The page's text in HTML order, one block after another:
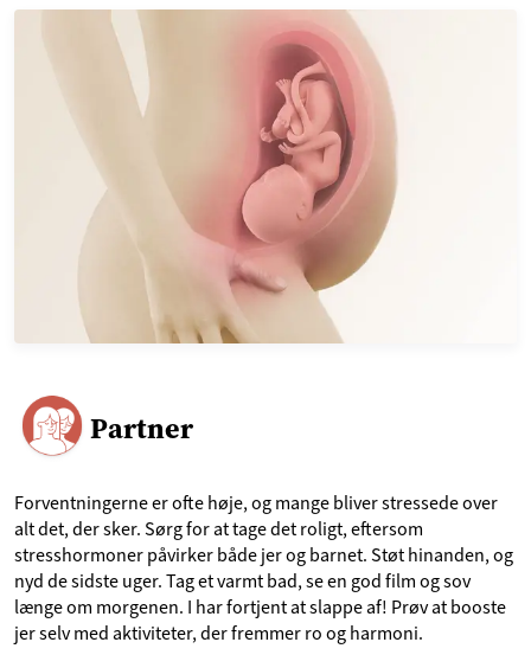
Partner
Forventningerne er ofte høje, og mange bliver stressede over
alt det, der sker. Sørg for at tage det roligt, eftersom
stresshormoner påvirker både jer og barnet. Støt hinanden, og
nyd de sidste uger. Tag et varmt bad, se en god film og sov
længe om morgenen. I har fortjent at slappe af! Prøv at booste
jer selv med aktiviteter, der fremmer ro og harmoni.